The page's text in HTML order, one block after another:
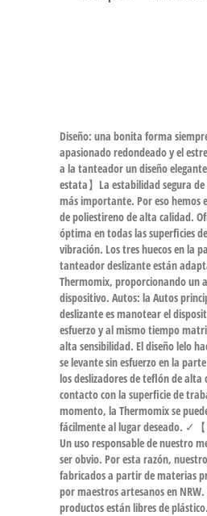
Diseño: una bonita forma
apasionado redondeado y el
a la tanteador un diseño
estata】La estabilidad segura
más importante. Por eso hemos
de poliestireno de alta calidad.
óptima en todas las superficies
vibración. Los tres huecos en la
tanteador deslizante están
Thermomix, proporcionando un
dispositivo. Autos: la Autos
deslizante es manotear el
esfuerzo y al mismo tiempo
alta sensibilidad. El diseño lelo
se levante sin esfuerzo en la
los deslizadores de teflón de alta
contacto con la superficie de
momento, la Thermomix se
fácilmente al lugar deseado. ✓【
Un uso responsable de nuestro
ser obvio. Por esta razón,
fabricados a partir de materias
por maestros artesanos en
productos están libres de plástico.